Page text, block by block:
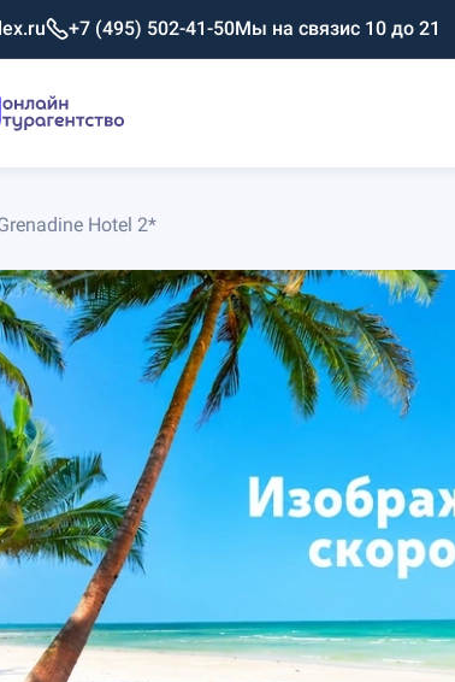
+7 (495) 502-41-50Мы на связис 10 до 21
Hotel 2*